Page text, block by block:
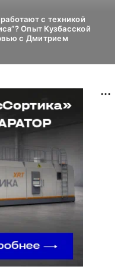
с техникой
Опыт Кузбасской
с Дмитрием